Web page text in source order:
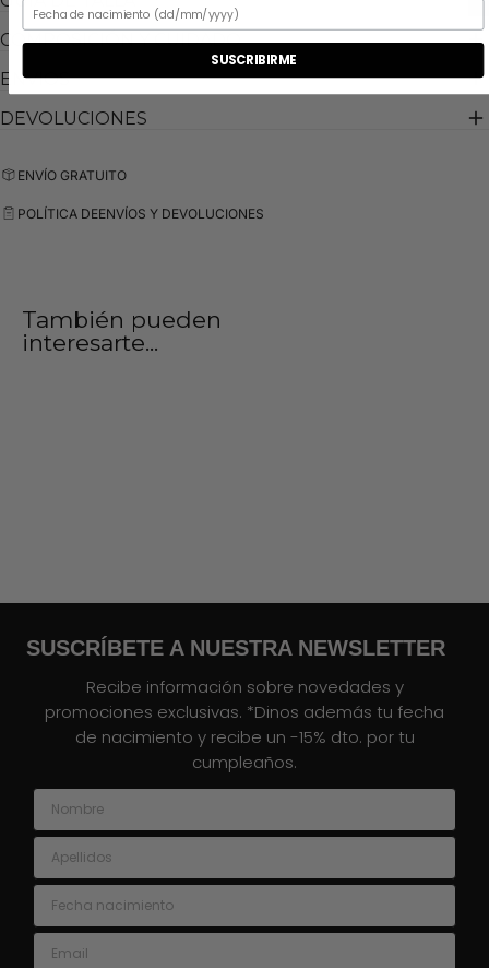
COMPOSICIÓN Y CUIDADO
ENVIOS
DEVOLUCIONES
ENVÍO GRATUITO
POLÍTICA DEENVÍOS Y DEVOLUCIONES
También pueden
interesarte...
SUSCRÍBETE A NUESTRA NEWSLETTER
Recibe información sobre novedades y
promociones exclusivas. *Dinos además tu fecha
de nacimiento y recibe un -15% dto. por tu
cumpleaños.
Nombre
Apellidos
Fecha nacimiento
Email
SUSCRIBIRME